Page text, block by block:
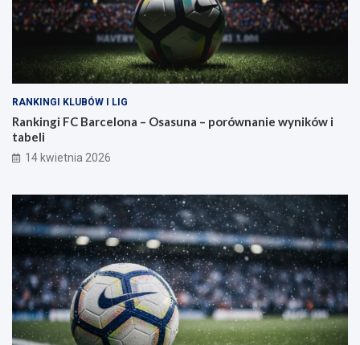
RANKINGI KLUBÓW I LIG
Rankingi FC Barcelona – Osasuna – porównanie wyników i
tabeli
14 kwietnia 2026